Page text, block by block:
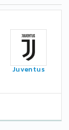
Juventus